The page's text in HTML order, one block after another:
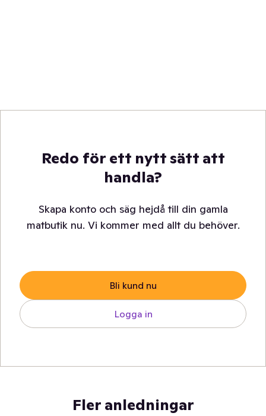
Redo för ett nytt sätt att
handla?
Skapa konto och säg hejdå till din gamla
matbutik nu. Vi kommer med allt du behöver.
Bli kund nu
Logga in
Fler anledningar